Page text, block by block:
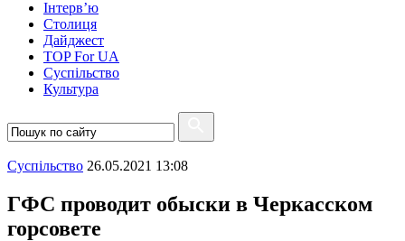
Інтерв’ю
Столиця
Дайджест
TOP For UA
Суспiльство
Культура
Суспiльство 26.05.2021 13:08
ГФС проводит обыски в Черкасском
горсовете